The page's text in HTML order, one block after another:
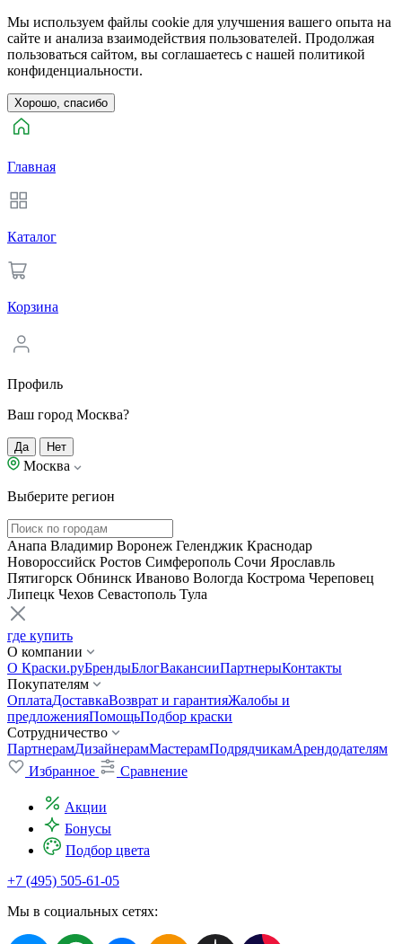
Мы используем файлы cookie для улучшения вашего опыта на
сайте и анализа взаимодействия пользователей. Продолжая
пользоваться сайтом, вы соглашаетесь с нашей политикой
конфиденциальности.
Хорошо, спасибо
Главная
Каталог
Корзина
Профиль
Ваш город Москва?
Да Нет
Москва
Выберите регион
Анапа Владимир Воронеж Геленджик Краснодар
Новороссийск Ростов Симферополь Сочи Ярославль
Пятигорск Обнинск Иваново Вологда Кострома Череповец
Липецк Чехов Севастополь Тула
где купить
О компании
О Краски.руБрендыБлогВакансииПартнерыКонтакты
Покупателям
ОплатаДоставкаВозврат и гарантияЖалобы и
предложенияПомощьПодбор краски
Сотрудничество
ПартнерамДизайнерамМастерамПодрядчикамАрендодателям
Избранное
Сравнение
Акции
Бонусы
Подбор цвета
+7 (495) 505-61-05
Мы в социальных сетях: